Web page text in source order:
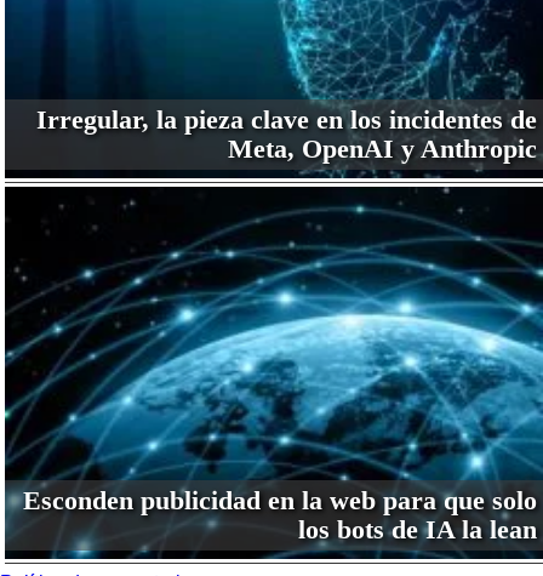
Irregular, la pieza clave en los incidentes de
Meta, OpenAI y Anthropic
Esconden publicidad en la web para que solo
los bots de IA la lean